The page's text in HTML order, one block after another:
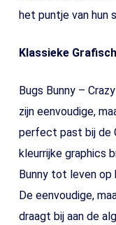
het puntje van hun
Klassieke
Bugs Bunny –
zijn eenvoudige,
perfect past bij de
kleurrijke graphics
Bunny tot leven op
De eenvoudige,
draagt bij aan de